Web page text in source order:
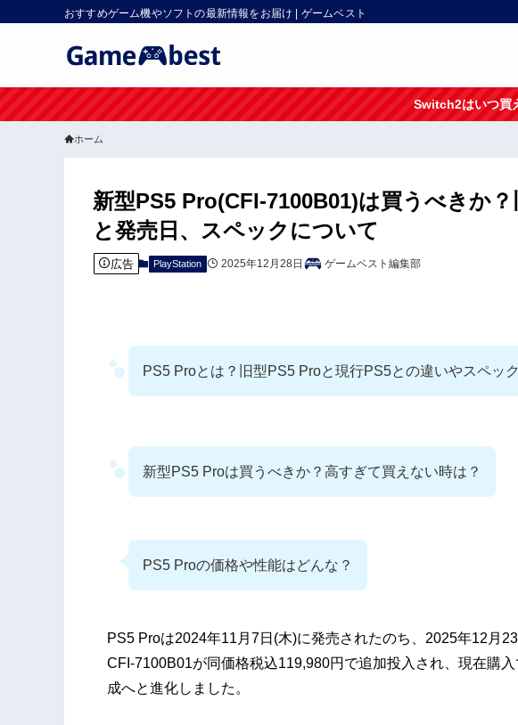
おすすめゲーム機やソフトの最新情報をお届け | ゲームベスト
Switch2はいつ買
ホーム
新型PS5 Pro(CFI-7100B01)は買うべきか
と発売日、スペックについて
広告 PlayStation 2025年12月28日 ゲームベスト編集部
PS5 Proとは？旧型PS5 Proと現行PS5との違いやスペッ
新型PS5 Proは買うべきか？高すぎて買えない時は？
PS5 Proの価格や性能はどんな？
PS5 Proは2024年11月7日(木)に発売されたのち、2025年12月
CFI-7100B01が同価格税込119,980円で追加投入され、現在購
成へと進化しました。